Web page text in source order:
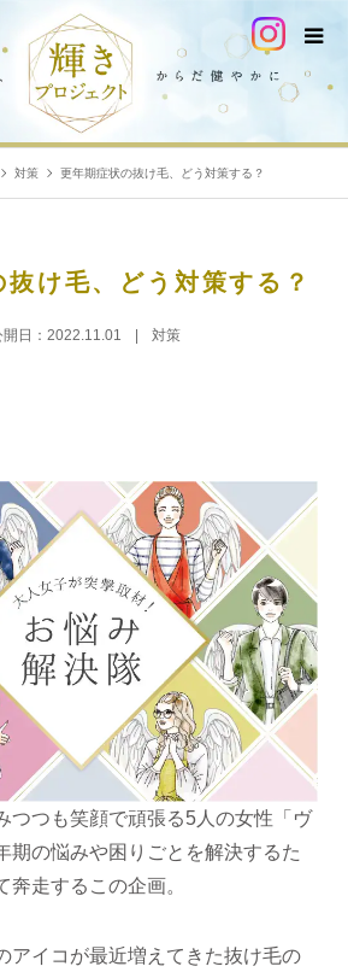
対策 更年期症状の抜け毛、どう対策する？
け毛、どう対策する？
日： 2022.11.01 対策
つつも笑顔で頑張る5人の女性「ヴ
期の悩みや困りごとを解決するた
走するこの企画。
アイコが最近増えてきた抜け毛の